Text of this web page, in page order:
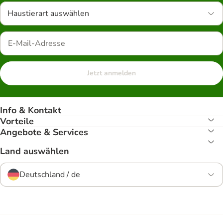
Haustierart auswählen
Jetzt anmelden
Info & Kontakt
Vorteile
Angebote & Services
Land auswählen
Deutschland / de